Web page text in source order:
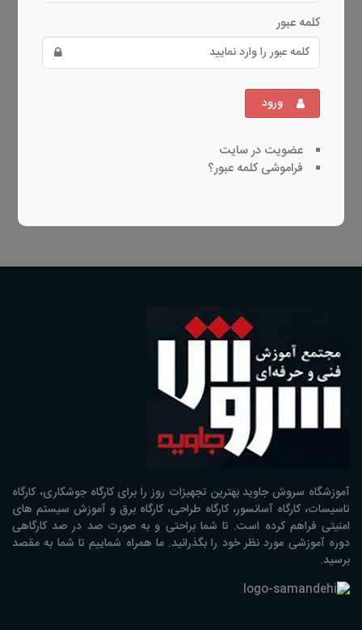
کلمه عبور
ورود
عضویت در سایت
فراموشی کلمه عبور؟
آموزشگاه سروش جاوید بهترین تجهیزات روز را برای کارگاه جوشکاری، کارگاه
تاسیسات، کارگاه آسانسور، کارگاه طراحی، کارگاه برق و آموزش سیستم های
امنیتی فراهم کرده است. تا شما براحتی و به صورت صد در صد کارگاهی
دوره آموزشی مورد نظر خود را بگذرانید. ما همراه شماییم تا شما به مقصد
برسید.